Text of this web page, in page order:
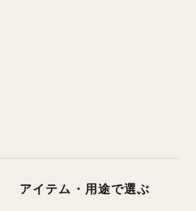
アイテム・用途で選ぶ